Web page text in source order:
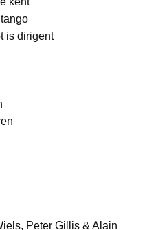
is dirigent
Peter Gillis & Alain